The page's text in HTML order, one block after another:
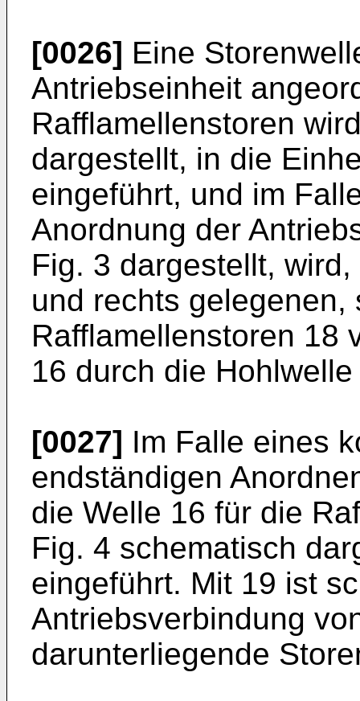
[0026] Eine
Antriebseinheit
Rafflamellenstoren
dargestellt, in die
eingeführt, und im
Anordnung der
Fig. 3 dargestellt,
und rechts
Rafflamellenstoren 18
16 durch die
[0027] Im Falle eines
endständigen
die Welle 16 für die
Fig. 4 schematisch
eingeführt. Mit 19 ist
Antriebsverbindung
darunterliegende